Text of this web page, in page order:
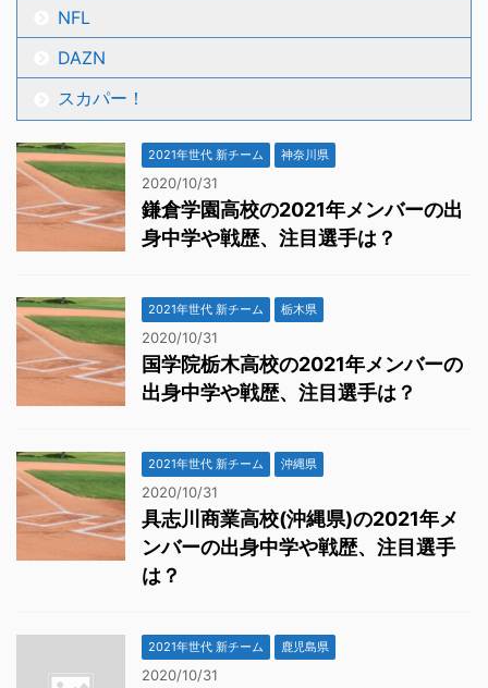
NFL
DAZN
スカパー！
2021年世代 新チーム 神奈川県
2020/10/31
鎌倉学園高校の2021年メンバーの出
身中学や戦歴、注目選手は？
2021年世代 新チーム 栃木県
2020/10/31
国学院栃木高校の2021年メンバーの
出身中学や戦歴、注目選手は？
2021年世代 新チーム 沖縄県
2020/10/31
具志川商業高校(沖縄県)の2021年メ
ンバーの出身中学や戦歴、注目選手
は？
2021年世代 新チーム 鹿児島県
2020/10/31